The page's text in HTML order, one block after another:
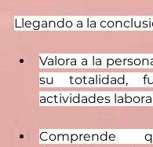
Llegando a la
Valora a la
su totalidad,
actividades
Comprende